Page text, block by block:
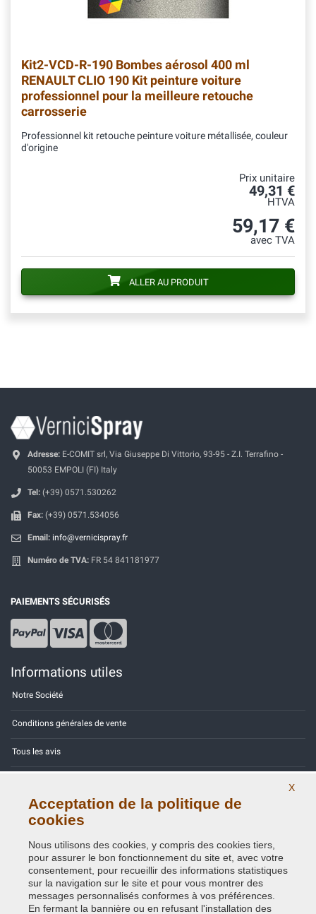
Kit2-VCD-R-190 Bombes aérosol 400 ml
RENAULT CLIO 190 Kit peinture voiture
professionnel pour la meilleure retouche
carrosserie
Professionnel kit retouche peinture voiture métallisée, couleur
d'origine
Prix unitaire
49,31 €
HTVA
59,17 €
avec TVA
ALLER AU PRODUIT
Adresse: E-COMIT srl, Via Giuseppe Di Vittorio, 93-95 - Z.I. Terrafino -
50053 EMPOLI (FI) Italy
Tel: (+39) 0571.530262
Fax: (+39) 0571.534056
Email: info@vernicispray.fr
Numéro de TVA: FR 54 841181977
PAIEMENTS SÉCURISÉS
Informations utiles
Notre Société
Conditions générales de vente
Tous les avis
Contactez-nous
Politique de confidentialité - RGPD
X
Acceptation de la politique de
cookies
Nous utilisons des cookies, y compris des cookies tiers,
pour assurer le bon fonctionnement du site et, avec votre
consentement, pour recueillir des informations statistiques
sur la navigation sur le site et pour vous montrer des
messages personnalisés conformes à vos préférences.
En fermant la bannière ou en refusant l'installation des